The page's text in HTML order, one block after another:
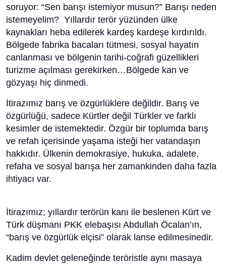
soruyor: “Sen barışı istemiyor musun?” Barışı neden
istemeyelim? Yıllardır terör yüzünden ülke
kaynakları heba edilerek kardeş kardeşe kırdırıldı.
Bölgede fabrika bacaları tütmesi, sosyal hayatın
canlanması ve bölgenin tarihi-coğrafi güzellikleri
turizme açılması gerekirken…Bölgede kan ve
gözyaşı hiç dinmedi.
İtirazımız barış ve özgürlüklere değildir. Barış ve
özgürlüğü, sadece Kürtler değil Türkler ve farklı
kesimler de istemektedir. Özgür bir toplumda barış
ve refah içerisinde yaşama isteği her vatandaşın
hakkıdır. Ülkenin demokrasiye, hukuka, adalete,
refaha ve sosyal barışa her zamankinden daha fazla
ihtiyacı var.
İtirazımız; yıllardır terörün kanı ile beslenen Kürt ve
Türk düşmanı PKK elebaşısı Abdullah Öcalan’ın,
“barış ve özgürlük elçisi” olarak lanse edilmesinedir.
Kadim devlet geleneğinde teröristle aynı masaya